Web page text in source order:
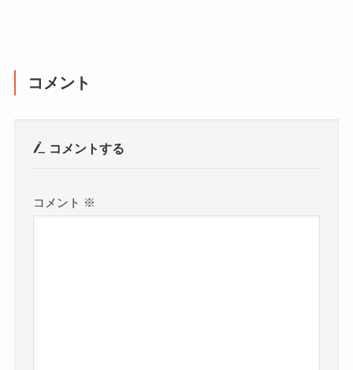
コメント
コメントする
コメント ※